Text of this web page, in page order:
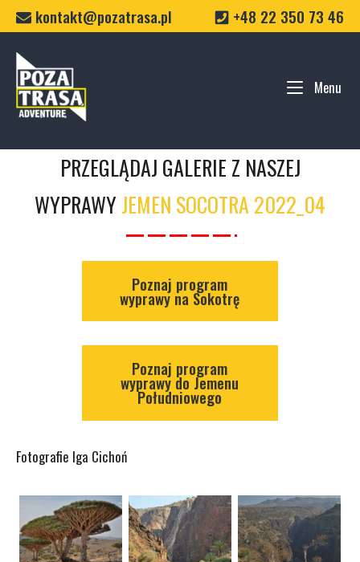
Skip
kontakt@pozatrasa.pl +48 22 350 73 46
Home
Menu
PRZEGLĄDAJ GALERIE Z NASZEJ
WYPRAWYJEMEN SOCOTRA 2022_04
Poznaj program
wyprawy na Sokotrę
Poznaj program
wyprawy do Jemenu
Południowego
Fotografie Iga Cichoń